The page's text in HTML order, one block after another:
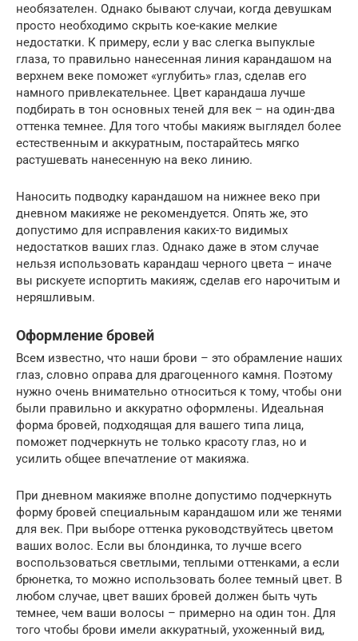
необязателен. Однако бывают случаи, когда девушкам
просто необходимо скрыть кое-какие мелкие
недостатки. К примеру, если у вас слегка выпуклые
глаза, то правильно нанесенная линия карандашом на
верхнем веке поможет «углубить» глаз, сделав его
намного привлекательнее. Цвет карандаша лучше
подбирать в тон основных теней для век – на один-два
оттенка темнее. Для того чтобы макияж выглядел более
естественным и аккуратным, постарайтесь мягко
растушевать нанесенную на веко линию.
Наносить подводку карандашом на нижнее веко при
дневном макияже не рекомендуется. Опять же, это
допустимо для исправления каких-то видимых
недостатков ваших глаз. Однако даже в этом случае
нельзя использовать карандаш черного цвета – иначе
вы рискуете испортить макияж, сделав его нарочитым и
неряшливым.
Оформление бровей
Всем известно, что наши брови – это обрамление наших
глаз, словно оправа для драгоценного камня. Поэтому
нужно очень внимательно относиться к тому, чтобы они
были правильно и аккуратно оформлены. Идеальная
форма бровей, подходящая для вашего типа лица,
поможет подчеркнуть не только красоту глаз, но и
усилить общее впечатление от макияжа.
При дневном макияже вполне допустимо подчеркнуть
форму бровей специальным карандашом или же тенями
для век. При выборе оттенка руководствуйтесь цветом
ваших волос. Если вы блондинка, то лучше всего
воспользоваться светлыми, теплыми оттенками, а если
брюнетка, то можно использовать более темный цвет. В
любом случае, цвет ваших бровей должен быть чуть
темнее, чем ваши волосы – примерно на один тон. Для
того чтобы брови имели аккуратный, ухоженный вид,